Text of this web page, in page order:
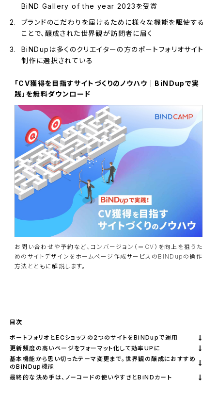
BiND Gallery of the year 2023を受賞
ブランドのこだわりを届けるために様々な機能を駆使する
ことで、醸成された世界観が訪問者に届く
BiNDupは多くのクリエイターの方のポートフォリオサイト
制作に選択されている
「CV獲得を目指すサイトづくりのノウハウ｜BiNDupで実
践」を無料ダウンロード
お問い合わせや予約など、コンバージョン（＝CV）を向上を狙うた
めのサイトデザインをホームページ作成サービスのBiNDupの操作
方法とともに解説します。
目次
ポートフォリオとECショップの2つのサイトをBiNDupで運用
更新頻度の高いページをフォーマット化して効率UPに
基本機能から思い切ったテーマ変更まで。世界観の醸成におすすめ
のBiNDup機能
最終的な決め手は、ノーコードの使いやすさとBiNDカート